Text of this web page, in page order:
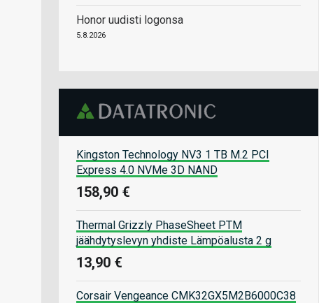
Honor uudisti logonsa
5.8.2026
Kingston Technology NV3 1 TB M.2 PCI
Express 4.0 NVMe 3D NAND
158,90 €
Thermal Grizzly PhaseSheet PTM
jäähdytyslevyn yhdiste Lämpöalusta 2 g
13,90 €
Corsair Vengeance CMK32GX5M2B6000C38